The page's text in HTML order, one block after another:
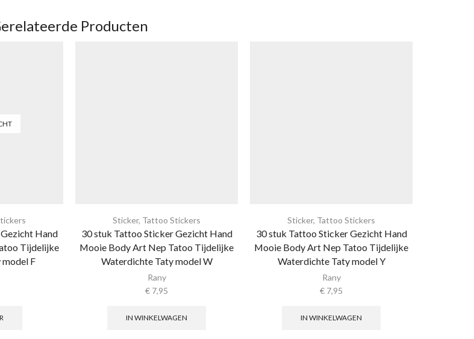
Producten
Hand
Tijdelijke
F
Sticker, Tattoo Stickers
30 stuk Tattoo Sticker Gezicht Hand
Mooie Body Art Nep Tatoo Tijdelijke
Waterdichte Taty model W
Rany
€ 7,95
IN WINKELWAGEN
Sticker, Tattoo Stickers
30 stuk Tattoo Sticker Gezicht Hand
Mooie Body Art Nep Tatoo Tijdelijke
Waterdichte Taty model Y
Rany
€ 7,95
IN WINKELWAGEN